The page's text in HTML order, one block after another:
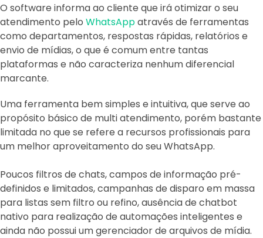
O software informa ao cliente que irá otimizar o seu
atendimento pelo WhatsAppatravés de ferramentas
como departamentos, respostas rápidas, relatórios e
envio de mídias, o que é comum entre tantas
plataformas e não caracteriza nenhum diferencial
marcante.
Uma ferramenta bem simples e intuitiva, que serve ao
propósito básico de multi atendimento, porém bastante
limitada no que se refere a recursos profissionais para
um melhor aproveitamento do seu WhatsApp.
Poucos filtros de chats, campos de informação pré-
definidos e limitados, campanhas de disparo em massa
para listas sem filtro ou refino, ausência de chatbot
nativo para realização de automações inteligentes e
ainda não possui um gerenciador de arquivos de mídia.